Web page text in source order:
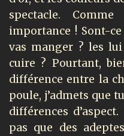
spectacle.
importance ! Sont-
vas manger ? les
cuire ? Pourtant,
différence entre la
poule, j’admets que
différences
pas que des